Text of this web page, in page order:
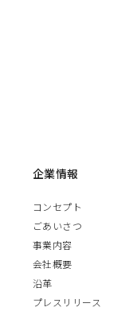
企業情報
コンセプト
ごあいさつ
事業内容
会社概要
沿革
プレスリリース